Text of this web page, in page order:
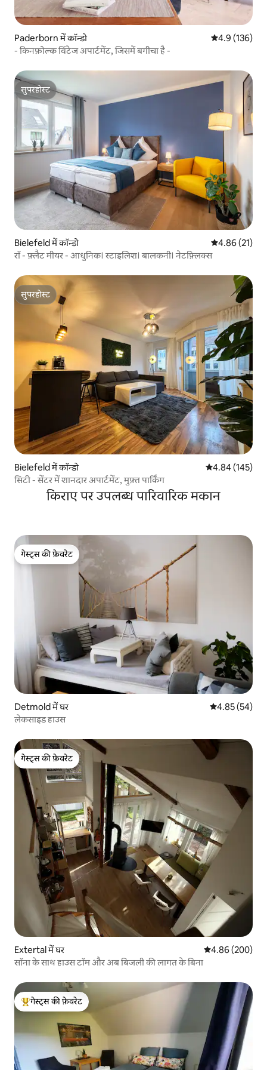
Paderborn में कॉन्डो औसत रेटिंग 5 में
4.9 (136)
- किनफ़ोल्क विंटेज अपार्टमेंट, जिसमें बगीचा है -
सुपरहोस्ट
सुपरहोस्ट
Bielefeld में कॉन्डो औसत रेटिंग 5 में
4.86 (21)
रॉ - फ़्लैट मीयर - आधुनिक। स्टाइलिश। बालकनी। नेटफ़्लिक्स
सुपरहोस्ट
सुपरहोस्ट
Bielefeld में कॉन्डो औसत रेटिंग 5 में से
4.84 (145)
सिटी - सेंटर में शानदार अपार्टमेंट, मुफ़्त पार्किंग
किराए पर उपलब्ध पारिवारिक मकान
गेस्ट्स की फ़ेवरेट
गेस्ट्स की फ़ेवरेट
Detmold में घर औसत रेटिंग 5 में
4.85 (54)
लेकसाइड हाउस
गेस्ट्स की फ़ेवरेट
गेस्ट्स की फ़ेवरेट
Extertal में घर औसत रेटिंग 5 में से
4.86 (200)
सॉना के साथ हाउस टॉम और अब बिजली की लागत के बिना
गेस्ट्स का टॉप फ़ेवरेट
गेस्ट्स की फ़ेवरेट